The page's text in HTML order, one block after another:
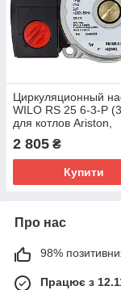
Циркуляционный
WILO RS 25 6-3-Р
для котлов Ariston,
Hermann, Immergas,
Ferroli,Termet, Vaillant
2 805 ₴
Купити
Про нас
98%
Працює з